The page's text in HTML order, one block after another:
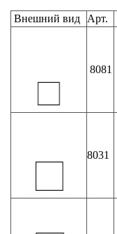
Внешний вид Арт.
8081
8031